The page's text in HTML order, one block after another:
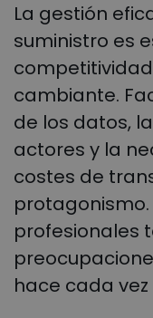
La gestión
suministro es
cambiante.
de los datos,
actores y la
costes de
protagonismo.
profesionales
hace cada